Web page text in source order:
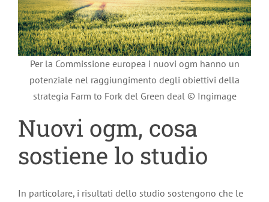
Per la Commissione europea i nuovi ogm hanno un
potenziale nel raggiungimento degli obiettivi della
strategia Farm to Fork del Green deal © Ingimage
Nuovi ogm, cosa
sostiene lo studio
In particolare, i risultati dello studio sostengono che le